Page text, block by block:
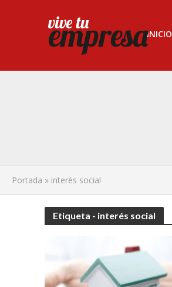
INICIO
Portada » interés social
Etiqueta - interés social